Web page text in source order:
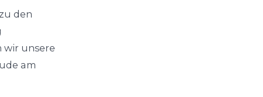
den
wir unsere
am